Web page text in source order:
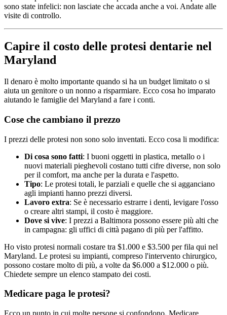
sono state infelici: non lasciate che accada anche a voi. Andate alle
visite di controllo.
Capire il costo delle protesi dentarie nel
Maryland
Il denaro è molto importante quando si ha un budget limitato o si
aiuta un genitore o un nonno a risparmiare. Ecco cosa ho imparato
aiutando le famiglie del Maryland a fare i conti.
Cose che cambiano il prezzo
I prezzi delle protesi non sono solo inventati. Ecco cosa li modifica:
Di cosa sono fatti: I buoni oggetti in plastica, metallo o i
nuovi materiali pieghevoli costano tutti cifre diverse, non solo
per il comfort, ma anche per la durata e l'aspetto.
Tipo: Le protesi totali, le parziali e quelle che si agganciano
agli impianti hanno prezzi diversi.
Lavoro extra: Se è necessario estrarre i denti, levigare l'osso
o creare altri stampi, il costo è maggiore.
Dove si vive: I prezzi a Baltimora possono essere più alti che
in campagna: gli uffici di città pagano di più per l'affitto.
Ho visto protesi normali costare tra $1.000 e $3.500 per fila qui nel
Maryland. Le protesi su impianti, compreso l'intervento chirurgico,
possono costare molto di più, a volte da $6.000 a $12.000 o più.
Chiedete sempre un elenco stampato dei costi.
Medicare paga le protesi?
Ecco un punto in cui molte persone si confondono. Medicare